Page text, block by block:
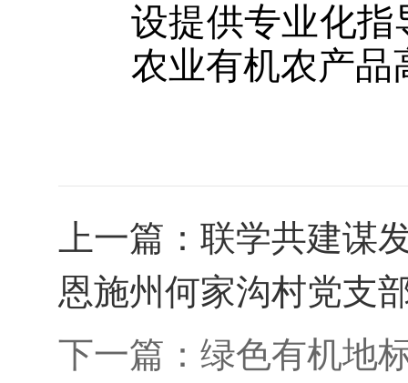
设提供专业化
农业有机农产品
上一篇： 联学共建谋
恩施州何家沟村党支
下一篇： 绿色有机地